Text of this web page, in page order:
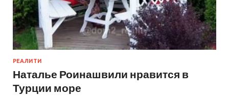
РЕАЛИТИ
Наталье Роинашвили нравится в
Турции море